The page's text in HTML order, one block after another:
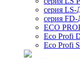
серия
серия
ECO
Eco Profi
Eco Profi